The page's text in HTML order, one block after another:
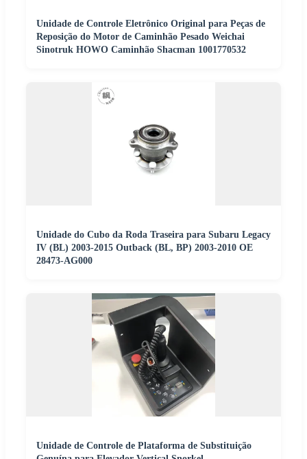
Unidade de Controle Eletrônico Original para Peças de
Reposição do Motor de Caminhão Pesado Weichai
Sinotruk HOWO Caminhão Shacman 1001770532
Unidade do Cubo da Roda Traseira para Subaru Legacy
IV (BL) 2003-2015 Outback (BL, BP) 2003-2010 OE
28473-AG000
Unidade de Controle de Plataforma de Substituição